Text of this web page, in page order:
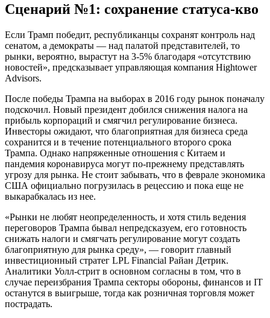
Сценарий №1: сохранение статуса-кво
Если Трамп победит, республиканцы сохранят контроль над
сенатом, а демократы — над палатой представителей, то
рынки, вероятно, вырастут на 3-5% благодаря «отсутствию
новостей», предсказывает управляющая компания Hightower
Advisors.
После победы Трампа на выборах в 2016 году рынок поначалу
подскочил. Новый президент добился снижения налога на
прибыль корпораций и смягчил регулирование бизнеса.
Инвесторы ожидают, что благоприятная для бизнеса среда
сохранится и в течение потенциального второго срока
Трампа. Однако напряженные отношения с Китаем и
пандемия коронавируса могут по-прежнему представлять
угрозу для рынка. Не стоит забывать, что в феврале экономика
США официально погрузилась в рецессию и пока еще не
выкарабкалась из нее.
«Рынки не любят неопределенность, и хотя стиль ведения
переговоров Трампа бывал непредсказуем, его готовность
снижать налоги и смягчать регулирование могут создать
благоприятную для рынка среду», — говорит главный
инвестиционный стратег LPL Financial Райан Детрик.
Аналитики Уолл-стрит в основном согласны в том, что в
случае переизбрания Трампа секторы обороны, финансов и IТ
останутся в выигрыше, тогда как розничная торговля может
пострадать.